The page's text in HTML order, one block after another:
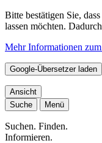
Bitte bestätigen Sie,
lassen möchten.
Mehr Informationen
Google-Übersetzer laden
Ansicht
Suche
Menü
Suchen. Finden.
Informieren.